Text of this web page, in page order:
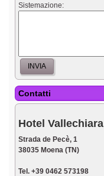
Sistemazione:
Contatti
Hotel Vallechiara
Strada de Pecè, 1
38035 Moena (TN)
Tel. +39 0462 573198